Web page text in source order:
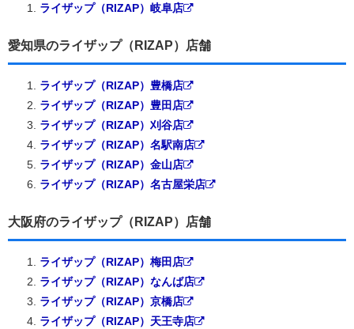
ライザップ（RIZAP）岐阜店
愛知県のライザップ（RIZAP）店舗
ライザップ（RIZAP）豊橋店
ライザップ（RIZAP）豊田店
ライザップ（RIZAP）刈谷店
ライザップ（RIZAP）名駅南店
ライザップ（RIZAP）金山店
ライザップ（RIZAP）名古屋栄店
大阪府のライザップ（RIZAP）店舗
ライザップ（RIZAP）梅田店
ライザップ（RIZAP）なんば店
ライザップ（RIZAP）京橋店
ライザップ（RIZAP）天王寺店